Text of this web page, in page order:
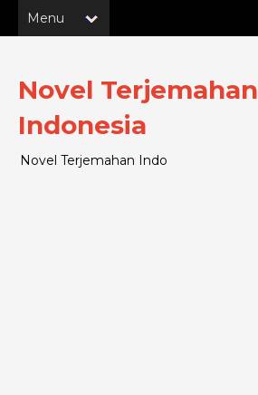
Novel Terjemahan
Indonesia
Novel Terjemahan Indo